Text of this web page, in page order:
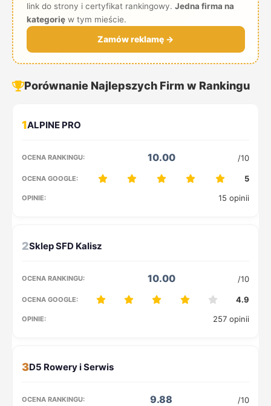
link do strony i certyfikat rankingowy. Jedna firma na
kategorięw tym mieście.
Zamów reklamę →
Porównanie Najlepszych Firm w Rankingu
1
10.00 /10
5
15 opinii
2
10.00 /10
4.9
257 opinii
3
9.88 /10